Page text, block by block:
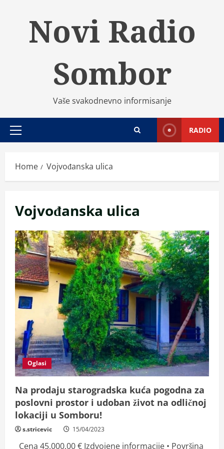
Novi Radio
Sombor
Vaše svakodnevno informisanje
Primary
RADIO
Home Vojvođanska ulica
Vojvođanska ulica
Oglasi
Na prodaju starogradska kuća pogodna za
poslovni prostor i udoban život na odličnoj
lokaciji u Somboru!
s.stricevic 15/04/2023
Cena 45.000,00 € Izdvojene informacije • Površina